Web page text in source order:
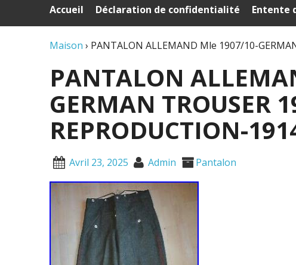
Accueil Déclaration de confidentialité Entente
Maison › PANTALON ALLEMAND Mle 1907/10-
PANTALON
GERMAN TROUSER
REPRODUCTION-
Avril 23, 2025 Admin Pantalon